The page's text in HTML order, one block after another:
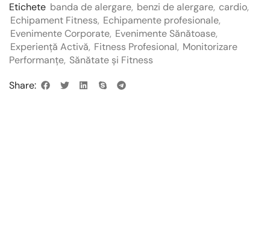
Etichete banda de alergare, benzi de alergare, cardio,
Echipament Fitness, Echipamente profesionale,
Evenimente Corporate, Evenimente Sănătoase,
Experiență Activă, Fitness Profesional, Monitorizare
Performanțe, Sănătate și Fitness
Share: